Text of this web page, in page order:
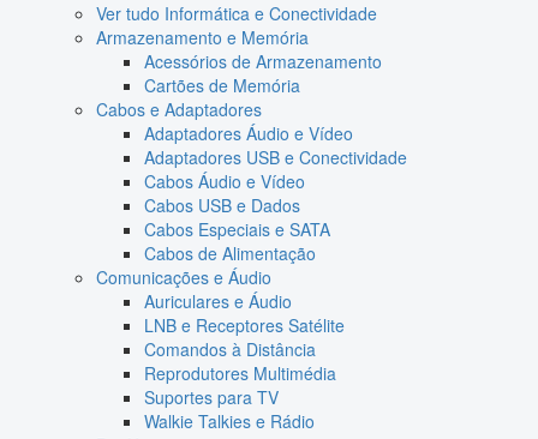
Ver tudo Informática e Conectividade
Armazenamento e Memória
Acessórios de Armazenamento
Cartões de Memória
Cabos e Adaptadores
Adaptadores Áudio e Vídeo
Adaptadores USB e Conectividade
Cabos Áudio e Vídeo
Cabos USB e Dados
Cabos Especiais e SATA
Cabos de Alimentação
Comunicações e Áudio
Auriculares e Áudio
LNB e Receptores Satélite
Comandos à Distância
Reprodutores Multimédia
Suportes para TV
Walkie Talkies e Rádio